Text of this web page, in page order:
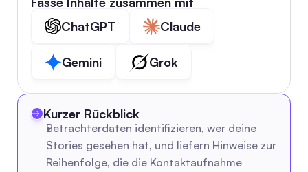
ChatGPT
Claude
Gemini Grok
Kurzer Rückblick
Betrachterdaten identifizieren, wer deine
Stories gesehen hat, und liefern Hinweise zur
Reihenfolge, die die Kontaktaufnahme